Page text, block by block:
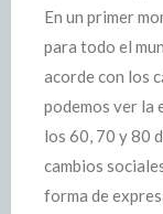
En un primer
para todo el
acorde con los
podemos ver la
los 60, 70 y 80
cambios
forma de